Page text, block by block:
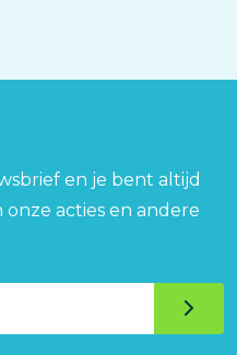
en je bent altijd
acties en andere